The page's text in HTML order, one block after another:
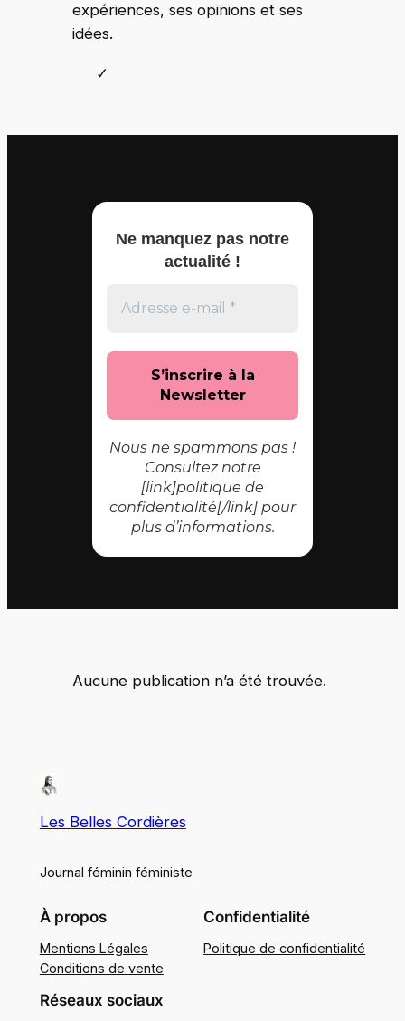
expériences, ses opinions et ses
idées.
Ne manquez pas notre
actualité !
Nous ne spammons pas !
Consultez notre
[link]politique de
confidentialité[/link] pour
plus d’informations.
Aucune publication n’a été trouvée.
Les Belles Cordières
Journal féminin féministe
À propos
Mentions Légales
Conditions de vente
Confidentialité
Politique de confidentialité
Réseaux sociaux